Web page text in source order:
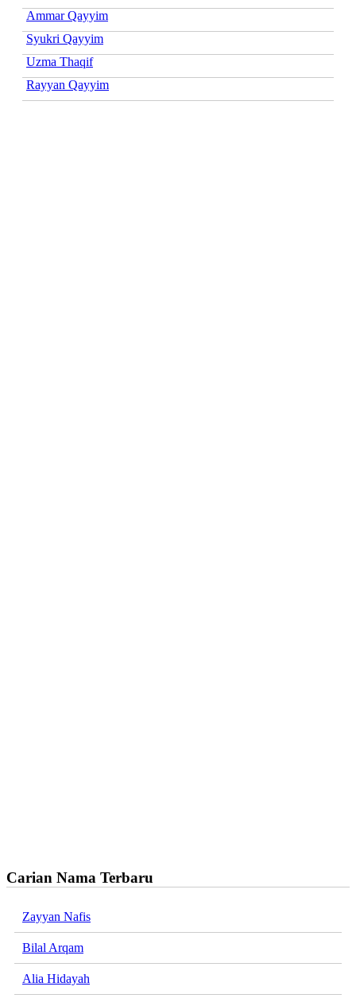
Ammar Qayyim
Syukri Qayyim
Uzma Thaqif
Rayyan Qayyim
Carian Nama Terbaru
Zayyan Nafis
Bilal Arqam
Alia Hidayah